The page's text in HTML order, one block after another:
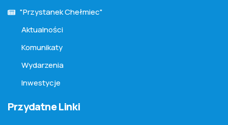
"Przystanek Chełmiec"
Aktualności
Komunikaty
Wydarzenia
Inwestycje
Przydatne Linki